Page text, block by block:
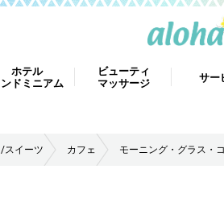
ホテル
ンドミニアム
ビューティ
マッサージ
サー
スイーツ カフェ モーニング・グラス・